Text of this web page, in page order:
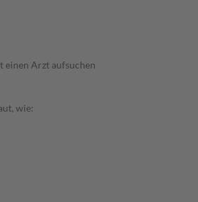
einen Arzt aufsuchen
wie: